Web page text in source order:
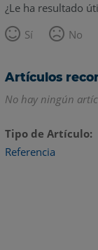
¿Le ha resultado
Sí
No
Artículos
No hay ningún
Tipo de Artículo
Referencia